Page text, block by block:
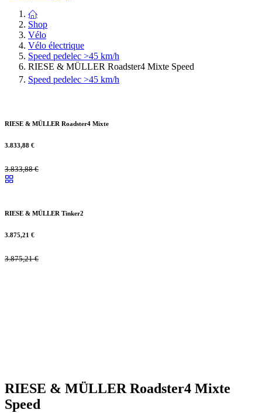
Shop
Vélo
Vélo électrique
Speed pedelec >45 km/h
RIESE & MÜLLER Roadster4 Mixte Speed
Speed pedelec >45 km/h
RIESE & MÜLLER Roadster4 Mixte
3.833,88 €
3.833,88€
RIESE & MÜLLER Tinker2
3.875,21 €
3.875,21€
RIESE & MÜLLER Roadster4 Mixte
Speed